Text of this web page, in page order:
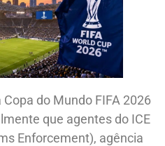
do Mundo FIFA 2026
que agentes do ICE
Enforcement), agência